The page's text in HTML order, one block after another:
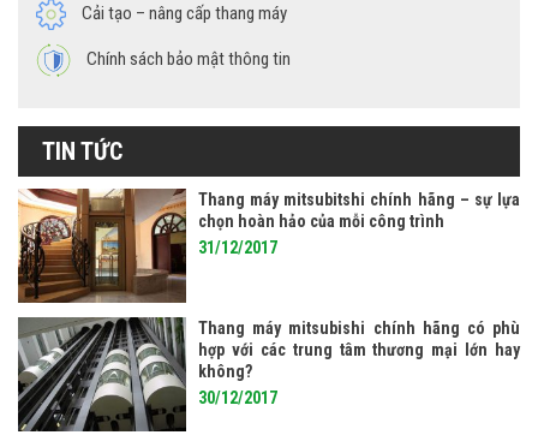
Cải tạo – nâng cấp thang máy
Chính sách bảo mật thông tin
TIN TỨC
Thang máy mitsubitshi chính hãng – sự lựa
chọn hoàn hảo của mỗi công trình
31/12/2017
Thang máy mitsubishi chính hãng có phù
hợp với các trung tâm thương mại lớn hay
không?
30/12/2017